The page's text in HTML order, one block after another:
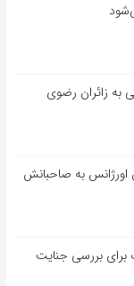
به زائران رضوی
برای بررسی جنایت